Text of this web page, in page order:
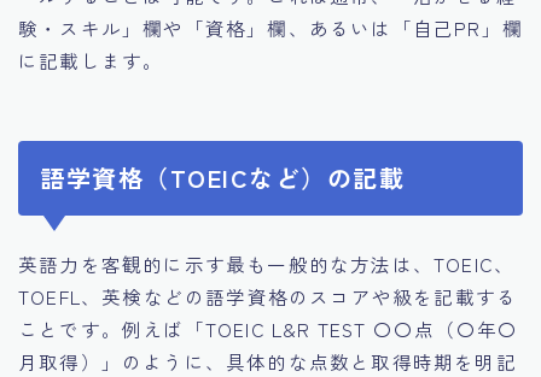
験・スキル」欄や「資格」欄、あるいは「自己PR」欄
に記載します。
語学資格（TOEICなど）の記載
英語力を客観的に示す最も一般的な方法は、TOEIC、
TOEFL、英検などの語学資格のスコアや級を記載する
ことです。例えば「TOEIC L&R TEST 〇〇点（〇年〇
月取得）」のように、具体的な点数と取得時期を明記